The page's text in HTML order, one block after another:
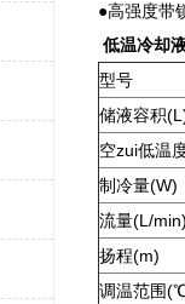
●高强度带
低温冷却
型号
储液容积
空zui低温
制冷量(W)
流量(L/
扬程(m)
调温范围